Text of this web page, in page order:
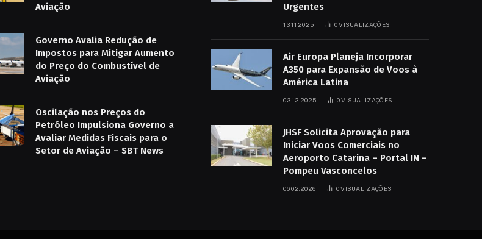
Aviação
Governo Avalia Redução de
Impostos para Mitigar Aumento
do Preço do Combustível de
Aviação
Oscilação nos Preços do
Petróleo Impulsiona Governo a
Avaliar Medidas Fiscais para o
Setor de Aviação – SBT News
Urgentes
13.11.2025 0VISUALIZAÇÕES
Air Europa Planeja Incorporar
A350 para Expansão de Voos à
América Latina
03.12.2025 0VISUALIZAÇÕES
JHSF Solicita Aprovação para
Iniciar Voos Comerciais no
Aeroporto Catarina – Portal IN –
Pompeu Vasconcelos
06.02.2026 0VISUALIZAÇÕES